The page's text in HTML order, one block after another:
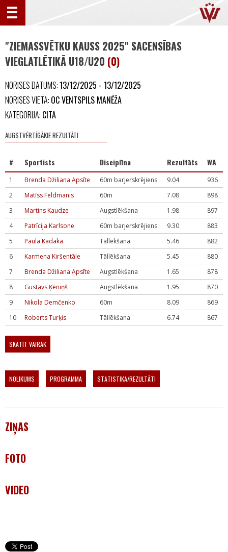
"ZIEMASSVĒTKU KAUSS 2025" SACENSĪBAS
VIEGLATLĒTIKĀ U18/U20 (0)
NORISES DATUMS:13/12/2025 - 13/12/2025
NORISES VIETA: OC VENTSPILS MANĒŽA
KATEGORIJA: CITA
AUGSTVĒRTĪGĀKIE REZULTĀTI
# Sportists Disciplīna Rezultāts WA
1 Brenda Džiliana Apsīte 60m barjerskrējiens 9.04
936
2
Matīss Feldmanis 60m 7.08
898
3
Martins Kaudze Augstlēkšana 1.98
897
4
Patrīcija Karlsone 60m barjerskrējiens 9.30
883
5
Paula Kadaka Tāllēkšana 5.46
882
6
Karmena Kiršentāle Tāllēkšana 5.45
880
7
Brenda Džiliana Apsīte Augstlēkšana 1.65
878
8
Gustavs Ķēniņš Augstlēkšana 1.95
870
9
Nikola Demčenko 60m 8.09
869
10
Roberts Turķis Tāllēkšana 6.74 867
SKATĪT VAIRĀK
NOLIKUMS PROGRAMMA STATISTIKA/REZULTĀTI
ZIŅAS
FOTO
VIDEO